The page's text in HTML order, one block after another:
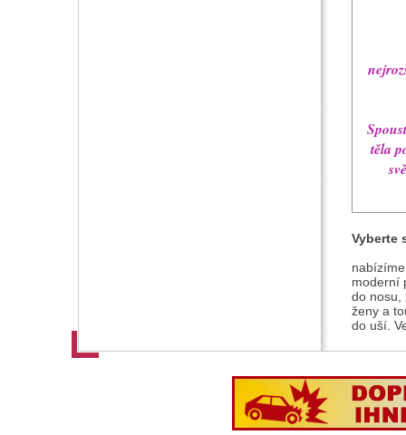
těla
Vyberte
moderní
do nosu,
ženy a
do uší.